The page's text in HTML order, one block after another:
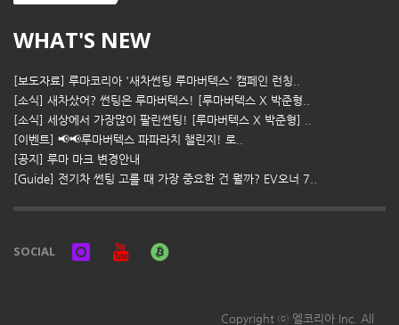
WHAT'S NEW
[보도자료] 루마코리아 '새차썬팅 루마버텍스' 캠페인 런칭..
[소식] 새차샀어? 썬팅은 루마버텍스! [루마버텍스 X 박준형..
[소식] 세상에서 가장많이 팔린썬팅! [루마버텍스 X 박준형] ..
[이벤트] 📢📢루마버텍스 파파라치 챌린지! 로..
[공지] 루마 마크 변경안내
[Guide] 전기차 썬팅 고를 때 가장 중요한 건 뭘까? EV오너 7..
SOCIAL
Copyright ⓒ 엘코리아 Inc. All